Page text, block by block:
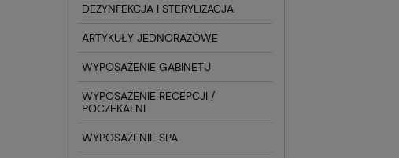
DEZYNFEKCJA I STERYLIZACJA
ARTYKUŁY JEDNORAZOWE
WYPOSAŻENIE GABINETU
WYPOSAŻENIE RECEPCJI /
POCZEKALNI
WYPOSAŻENIE SPA